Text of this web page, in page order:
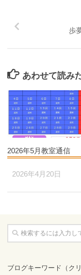
歩
あわせて読み
2026年5月教室通信
2026年4月20日
ブログキーワード（ク